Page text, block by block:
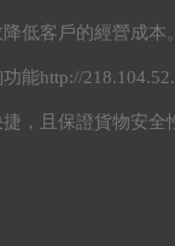
低客戶的經營成本
能http://
，且保證貨物安全